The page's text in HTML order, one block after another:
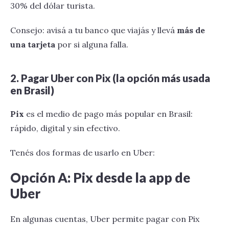
30% del dólar turista.
Consejo: avisá a tu banco que viajás y llevá más de
una tarjeta por si alguna falla.
2. Pagar Uber con Pix (la opción más usada
en Brasil)
Pix es el medio de pago más popular en Brasil:
rápido, digital y sin efectivo.
Tenés dos formas de usarlo en Uber:
Opción A: Pix desde la app de
Uber
En algunas cuentas, Uber permite pagar con Pix